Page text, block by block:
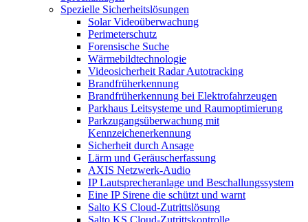
Spezielle Sicherheitslösungen
Solar Videoüberwachung
Perimeterschutz
Forensische Suche
Wärmebildtechnologie
Videosicherheit Radar Autotracking​
Brandfrüherkennung
Brandfrüherkennung bei Elektrofahrzeugen
Parkhaus Leitsysteme und Raumoptimierung
Parkzugangsüberwachung mit
Kennzeichenerkennung
Sicherheit durch Ansage
Lärm und Geräuscherfassung
AXIS Netzwerk-Audio
IP Lautsprecheranlage und Beschallungssystem
Eine IP Sirene die schützt und warnt
Salto KS Cloud-Zutrittslösung
Salto KS Cloud-Zutrittskontrolle